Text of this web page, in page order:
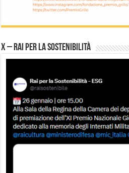
X – Rai per la sostenibilità